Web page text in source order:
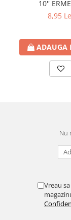
Aparate de Aer
Aparate de Aer
btu
Aparate de Aer
Panouri solare
Accesorii
Pompe de
instalaţiile
Vase de
10''
8,95
ADAUGA
Nu
Vreau